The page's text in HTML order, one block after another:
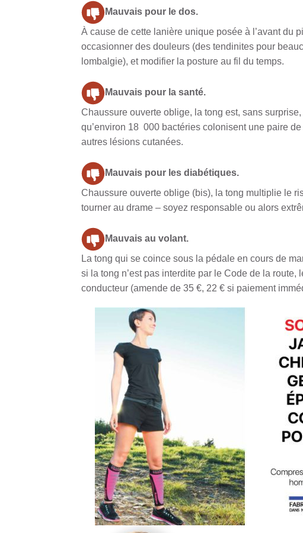
Mauvais pour le dos.
À cause de cette lanière unique posée à l’avant du
occasionner des douleurs (des tendinites pour
lombalgie), et modifier la posture au fil du temps.
Mauvais pour la santé.
Chaussure ouverte oblige, la tong est, sans
qu’environ 18 000 bactéries colonisent une paire
autres lésions cutanées.
Mauvais pour les diabétiques.
Chaussure ouverte oblige (bis), la tong multiplie le
tourner au drame – soyez responsable ou alors
Mauvais au volant.
La tong qui se coince sous la pédale en cours de
si la tong n’est pas interdite par le Code de la
conducteur (amende de 35 €, 22 € si paiement